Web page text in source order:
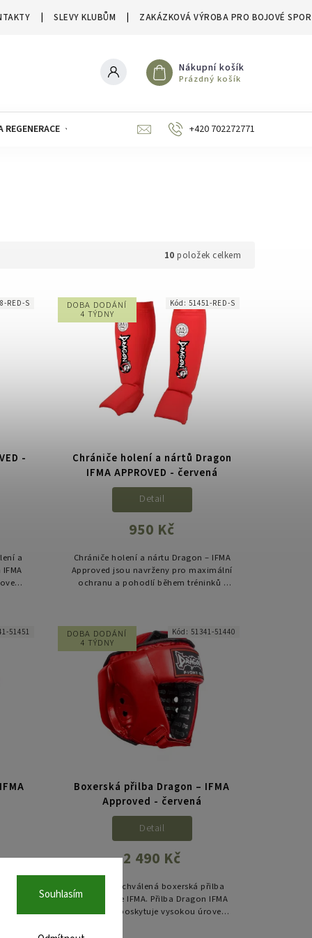
Souhlasím
SLEVY KLUBŮM ZAKÁZKOVÁ VÝROBA PRO BOJOVÉ
Nákupní košík
Prázdný košík
REGENERACE SLEVY A VÝPRODEJE
+420 702272771
10 položek celkem
-
a
RED-S DOBA DODÁNÍ
4 TÝDNY
Chrániče holení a nártů Dragon
IFMA APPROVED - červená
950 Kč
Detail
Chrániče holení a nártu Dragon – IFMA
Approved jsou navrženy pro maximální
ochranu a pohodlí během tréninků i
Kód:51451-RED-S
51451 DOBA DODÁNÍ
4 TÝDNY
Boxerská přilba Dragon – IFMA
Approved - červená
2 490 Kč
Detail
Oficiálně schválená boxerská přilba
pro soutěže IFMA. Přilba Dragon IFMA
Approved poskytuje vysokou úroveň
Kód:51341-51440